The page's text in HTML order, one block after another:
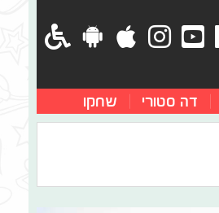
דה סטורי שחקו